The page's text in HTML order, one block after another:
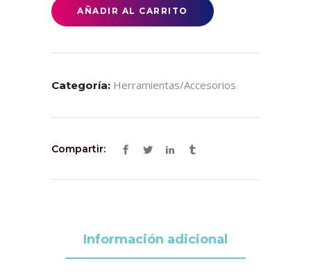
AÑADIR AL CARRITO
Categoría: Herramientas/accesorios
Compartir:
Información adicional